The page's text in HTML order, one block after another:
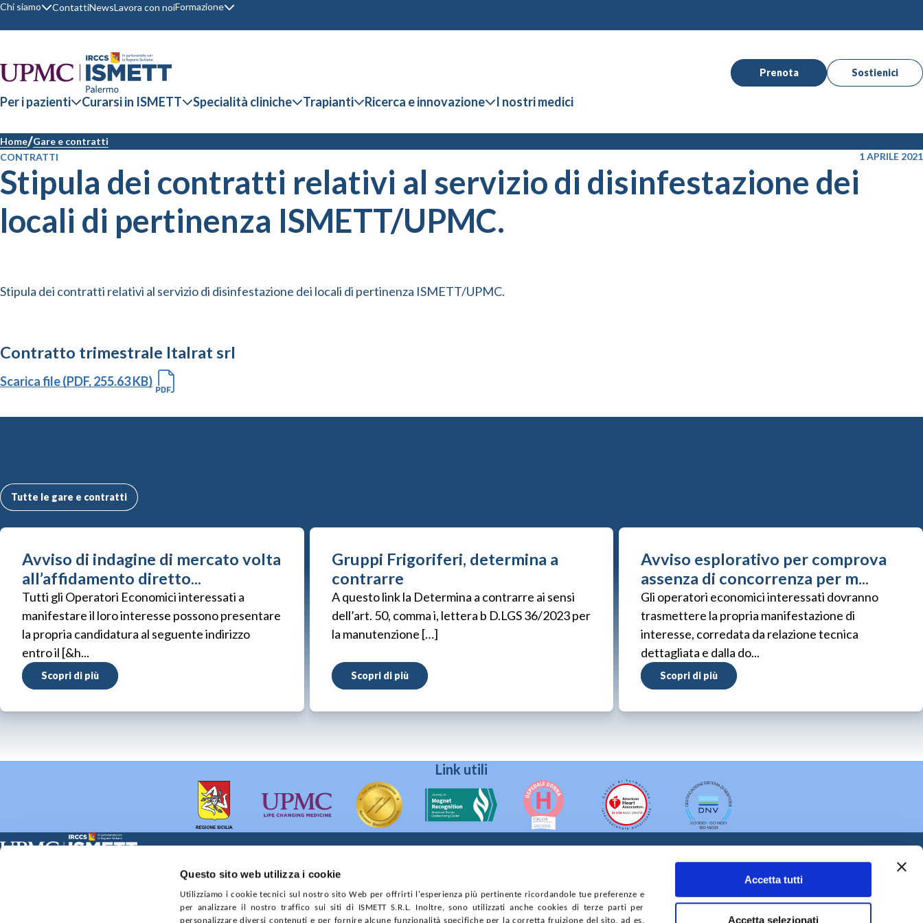
Questo sito web utilizza i cookie
Utilizziamo i cookie tecnici sul nostro sito Web per offrirti l'esperienza più pertinente ricordandole tue preferenze e
per analizzare il nostro traffico sui siti di ISMETT S.R.L. Inoltre, sono utilizzati anche cookies di terze parti per
personalizzare diversi contenuti e per fornire alcune funzionalità specifiche per la corretta fruizione del sito, ad es.
Accetta tutti
Accetta selezionati
Chi siamo ContattiNewsLavora con noiFormazione
Prenota Sostienici
Per i pazienti Curarsi in ISMETT Specialità cliniche Trapianti Ricerca e innovazione I nostri medici
Home Gare e contratti
CONTRATTI
1 APRILE 2021
Stipula dei contratti relativi al servizio di disinfestazione dei
locali di pertinenza ISMETT/UPMC.
Stipula dei contratti relativi al servizio di disinfestazione dei locali di pertinenza ISMETT/UPMC.
Contratto trimestrale Italrat srl
Scarica file (PDF, 255.63 KB)
Tutte le gare e contratti
Avviso di indagine di mercato volta
all’affidamento diretto...
Tutti gli Operatori Economici interessati a
manifestare il loro interesse possono presentare
la propria candidatura al seguente indirizzo
entro il [&h...
Scopri di più
Gruppi Frigoriferi, determina a
contrarre
A questo link la Determina a contrarre ai sensi
dell’art. 50, comma i, lettera b D.LGS 36/2023 per
la manutenzione […]
Scopri di più
Avviso esplorativo per comprova
assenza di concorrenza per m...
Gli operatori economici interessati dovranno
trasmettere la propria manifestazione di
interesse, corredata da relazione tecnica
dettagliata e dalla do...
Scopri di più
Link utili
Sede Sociale:
Ufficio Registro delle imprese di Palermo
nr. REA PA-201818 P.I. 04544550827